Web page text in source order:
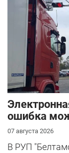
ошибка
07 августа 2026
В РУП